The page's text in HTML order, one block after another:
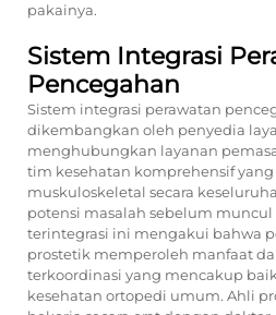
pakainya.
Sistem Integrasi
Pencegahan
Sistem integrasi perawatan
dikembangkan oleh penyedia
menghubungkan layanan
tim kesehatan komprehensif
muskuloskeletal secara
potensi masalah sebelum
terintegrasi ini mengakui bahwa
prostetik memperoleh manfaat
terkoordinasi yang mencakup
kesehatan ortopedi umum. Ahli